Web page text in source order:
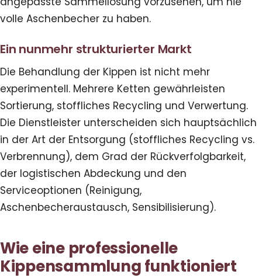
volle Aschenbecher zu haben.
Ein nunmehr strukturierter Markt
Die Behandlung der Kippen ist nicht mehr
experimentell. Mehrere Ketten gewährleisten
Sortierung, stoffliches Recycling und Verwertung.
Die Dienstleister unterscheiden sich hauptsächlich
in der Art der Entsorgung (stoffliches Recycling vs.
Verbrennung), dem Grad der Rückverfolgbarkeit,
der logistischen Abdeckung und den
Serviceoptionen (Reinigung,
Aschenbecheraustausch, Sensibilisierung).
Wie eine professionelle
Kippensammlung funktioniert